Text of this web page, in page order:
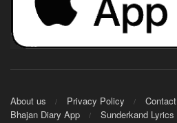
About us Privacy Policy Contact
Bhajan Diary App
Sunderkand Lyrics